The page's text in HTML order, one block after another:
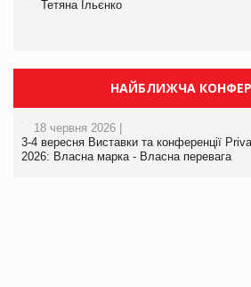
Тетяна Ільєнко
НАЙБЛИЖЧА
18 червня 2026 |
3-4 вересня Виставки та конференції
2026: Власна марка - Власна перевага